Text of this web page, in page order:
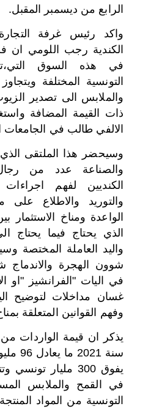
الرابع من ديسمبر المقبل.
واكد رئيس غرفة
الكندية رجب اللومي ان
في هذه السوق
التونسية المختلفة
والملابس الى تصدير
ذات القيمة المضافة
الالفي طالب في الجامعات
وسيحضر هذا الملتقى
والصناعة عدد من رجال
الكنديين لفهم اجراءات
والتوريد والاطلاع على
الواعدة ومناخ الاستثمار
الذي يحتاج فيما يحتاج
واليد العاملة المختصة
شوون الهجرة والاندماج
في اليات "الفرانشيز "او
غسان مداخلات لتوضيح
وفهم القوانين المتعلقة
يذكر ان قيمة الواردات
سنة
يفوق 300 مليار
في القمح والملابس
التونسية من المواد